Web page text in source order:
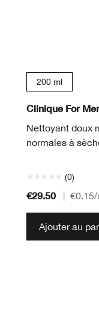
200 ml
Clinique For
Nettoyant doux
normales à
(0)
€29.50 €0.15/
Ajouter au